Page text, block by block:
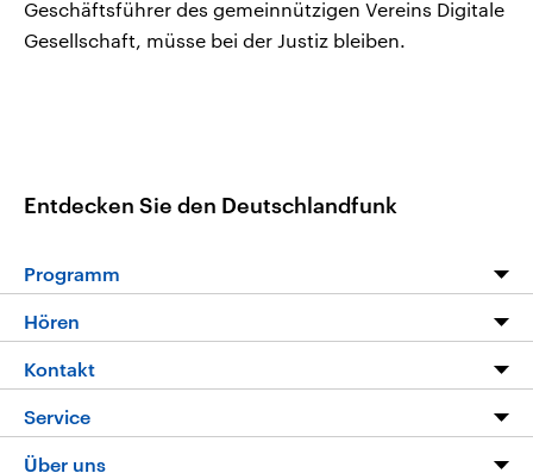
Geschäftsführer des gemeinnützigen Vereins Digitale
Gesellschaft, müsse bei der Justiz bleiben.
Entdecken Sie den Deutschlandfunk
Programm
Programm
Die Nachrichten
Nachrichtenleicht
Neue Beiträge auf dlf.de
Hören
Livestream
Podcasts
Kontakt
Hörerservice
Service
FAQ
Über uns